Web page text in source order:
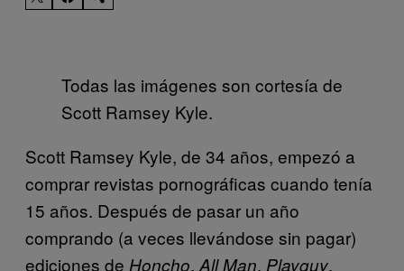
Todas las imágenes son cortesía de
Scott Ramsey Kyle.
Scott Ramsey Kyle, de 34 años, empezó a
comprar revistas pornográficas cuando tenía
15 años. Después de pasar un año
comprando (a veces llevándose sin pagar)
ediciones de Honcho, All Man, Playguy,